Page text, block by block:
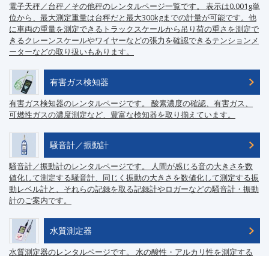
電子天秤／台秤／その他秤のレンタルページ一覧です。 表示は0.001g単
位から、最大測定重量は台秤だと最大300kgまでの計量が可能です。他
に車両の重量を測定できるトラックスケールから吊り荷の重さを測定で
きるクレーンスケールやワイヤーなどの張力を確認できるテンションメ
ーターなどの取り扱いもあります。
有害ガス検知器
有害ガス検知器のレンタルページです。 酸素濃度の確認、有害ガス、
可燃性ガスの濃度測定など、豊富な検知器を取り揃えています。
騒音計／振動計
騒音計／振動計のレンタルページです。 人間が感じる音の大きさを数
値化して測定する騒音計、同じく振動の大きさを数値化して測定する振
動レベル計と、それらの記録を取る記録計やロガーなどの騒音計・振動
計のご案内です。
水質測定器
水質測定器のレンタルページです。 水の酸性・アルカリ性を測定する